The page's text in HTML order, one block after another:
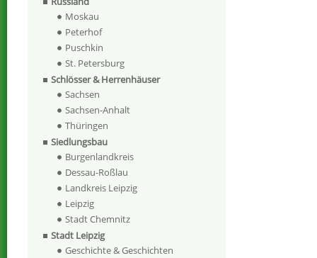
Moskau
Peterhof
Puschkin
St. Petersburg
Schlösser & Herrenhäuser
Sachsen
Sachsen-Anhalt
Thüringen
Siedlungsbau
Burgenlandkreis
Dessau-Roßlau
Landkreis Leipzig
Leipzig
Stadt Chemnitz
Stadt Leipzig
Geschichte & Geschichten